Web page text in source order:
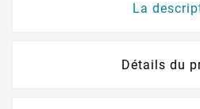
La
Détails du